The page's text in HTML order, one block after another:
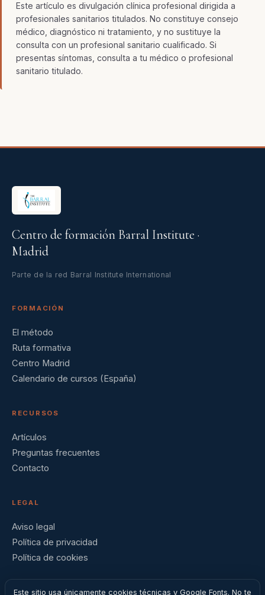
Este artículo es divulgación clínica profesional dirigida a
profesionales sanitarios titulados. No constituye consejo
médico, diagnóstico ni tratamiento, y no sustituye la
consulta con un profesional sanitario cualificado. Si
presentas síntomas, consulta a tu médico o profesional
sanitario titulado.
Centro de formación Barral Institute ·
Madrid
Parte de la red Barral Institute International
FORMACIÓN
El método
Ruta formativa
Centro Madrid
Calendario de cursos (España)
RECURSOS
Artículos
Preguntas frecuentes
Contacto
LEGAL
Aviso legal
Política de privacidad
Política de cookies
Este sitio usa únicamente cookies técnicas y Google Fonts. No te